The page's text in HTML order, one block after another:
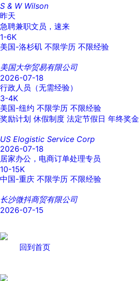
S & W Wilson
昨天
急聘兼职文员，速来
1-6K
美国-洛杉矶 不限学历 不限经验
美国大华贸易有限公司
2026-07-18
行政人员（无需经验）
3-4K
美国-纽约 不限学历 不限经验
奖励计划 休假制度 法定节假日 年终奖金
US Elogistic Service Corp
2026-07-18
居家办公，电商订单处理专员
10-15K
中国-重庆 不限学历 不限经验
长沙微抖商贸有限公司
2026-07-15
回到首页